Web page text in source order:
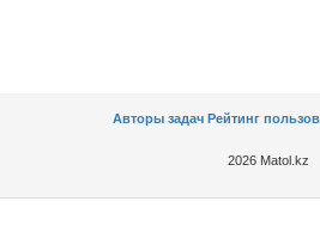
Авторы задач Рейтинг
2026 Matol.kz